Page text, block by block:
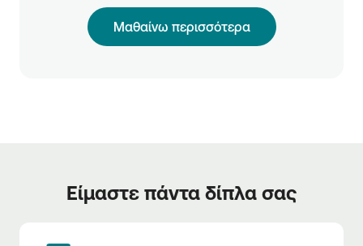
Μαθαίνω περισσότερα
Είμαστε πάντα δίπλα σας